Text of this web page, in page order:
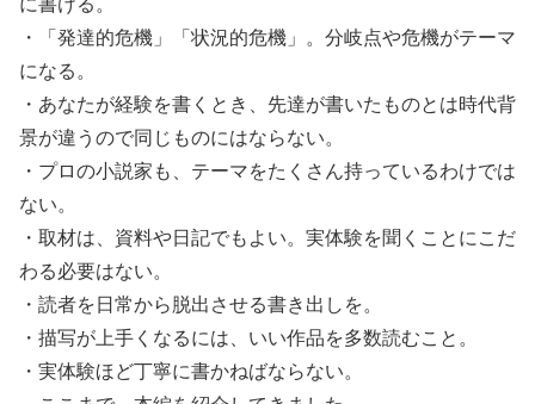
に書ける。
・「発達的危機」「状況的危機」。分岐点や危機がテーマ
になる。
・あなたが経験を書くとき、先達が書いたものとは時代背
景が違うので同じものにはならない。
・プロの小説家も、テーマをたくさん持っているわけでは
ない。
・取材は、資料や日記でもよい。実体験を聞くことにこだ
わる必要はない。
・読者を日常から脱出させる書き出しを。
・描写が上手くなるには、いい作品を多数読むこと。
・実体験ほど丁寧に書かねばならない。